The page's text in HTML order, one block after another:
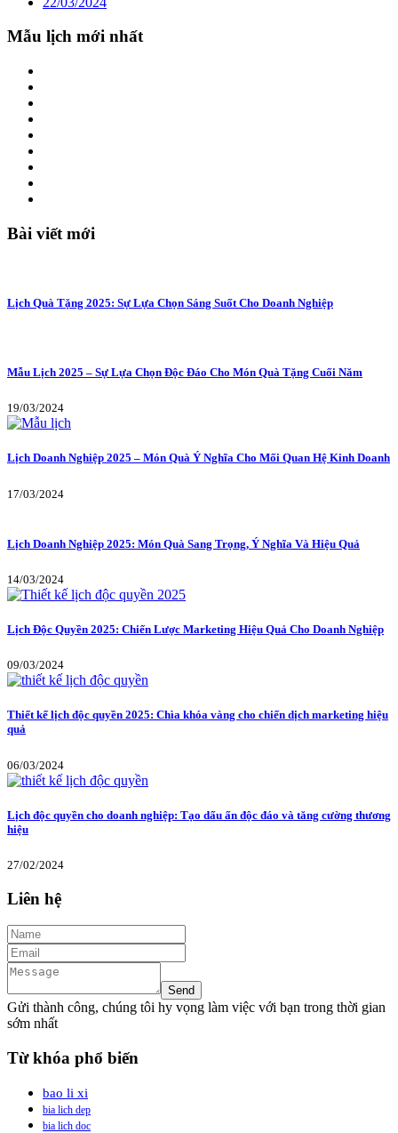
Mẫu lịch mới nhất
Bài viết mới
Lịch Quà Tặng 2025: Sự Lựa Chọn Sáng Suốt Cho Doanh Nghiệp
Mẫu Lịch 2025 – Sự Lựa Chọn Độc Đáo Cho Món Quà Tặng Cuối Năm
19/03/2024
Lịch Doanh Nghiệp 2025 – Món Quà Ý Nghĩa Cho Mối Quan Hệ Kinh Doanh
17/03/2024
Lịch Doanh Nghiệp 2025: Món Quà Sang Trọng, Ý Nghĩa Và Hiệu Quả
14/03/2024
Lịch Độc Quyền 2025: Chiến Lược Marketing Hiệu Quả Cho Doanh Nghiệp
09/03/2024
Thiết kế lịch độc quyền 2025: Chìa khóa vàng cho chiến dịch marketing hiệu
quả
06/03/2024
Lịch độc quyền cho doanh nghiệp: Tạo dấu ấn độc đáo và tăng cường thương
hiệu
27/02/2024
Liên hệ
Gửi thành công, chúng tôi hy vọng làm việc với bạn trong thời gian
sớm nhất
Từ khóa phổ biến
bao li xi
bia lich dep
bia lich doc